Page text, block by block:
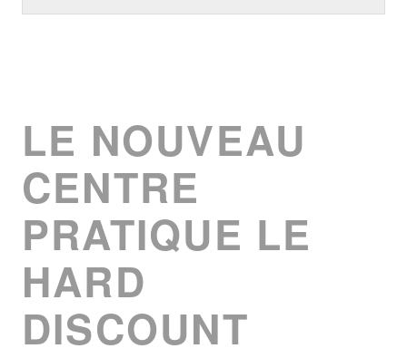
LE NOUVEAU
CENTRE
PRATIQUE LE
HARD
DISCOUNT